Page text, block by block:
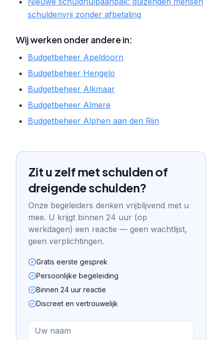
schuldenvrij zonder afbetaling
Wij werken onder andere in:
Budgetbeheer Apeldoorn
Budgetbeheer Hengelo
Budgetbeheer Alkmaar
Budgetbeheer Almere
Budgetbeheer Alphen aan den Rijn
Zit u zelf met schulden of
dreigende schulden?
Onze begeleiders denken vrijblijvend met u
mee. U krijgt binnen 24 uur (op
werkdagen) een reactie — geen wachtlijst,
geen verplichtingen.
Gratis eerste gesprek
Persoonlijke begeleiding
Binnen 24 uur reactie
Discreet en vertrouwelijk